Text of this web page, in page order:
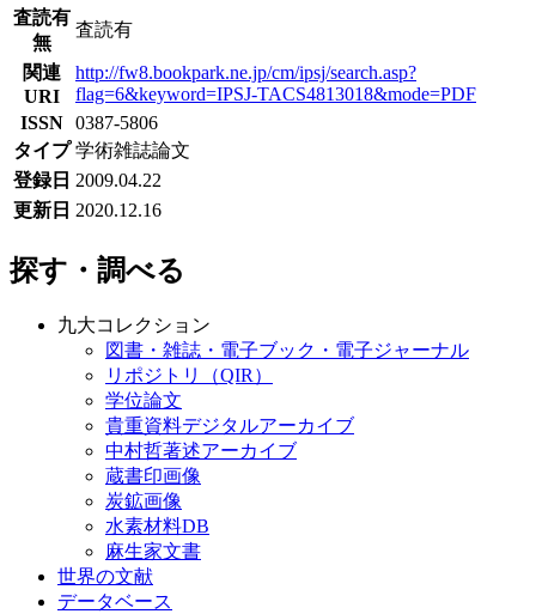
査読有
無
査読有
関連
URI
http://fw8.bookpark.ne.jp/cm/ipsj/search.asp?
flag=6&keyword=IPSJ-TACS4813018&mode=PDF
ISSN 0387-5806
タイプ 学術雑誌論文
登録日 2009.04.22
更新日 2020.12.16
探す・調べる
九大コレクション
図書・雑誌・電子ブック・電子ジャーナル
リポジトリ（QIR）
学位論文
貴重資料デジタルアーカイブ
中村哲著述アーカイブ
蔵書印画像
炭鉱画像
水素材料DB
麻生家文書
世界の文献
データベース